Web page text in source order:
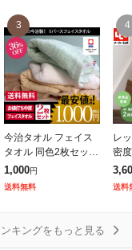
3
今治タオル フェイス
タオル 同色2枚セット
リバース 日本製 お試
し 1000円ポッキリ ぽ
っきり 送料無料
1,000円
送料無料
4
レ
密
プ
段
ク
送料
キングをもっと見る